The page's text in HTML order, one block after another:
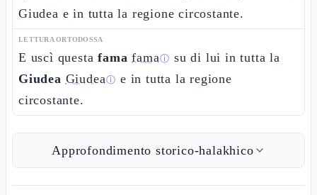
Giudea e in tutta la regione circostante.
LETTURA ORTODOSSA
E uscì questafama famaⓘ su di lui in tutta la
Giudea Giudeaⓘ e in tutta la regione
circostante.
Approfondimento storico-halakhico